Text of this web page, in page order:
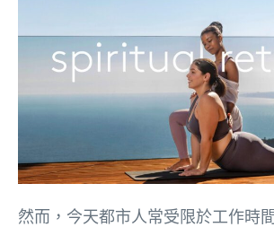
然而，今天都市人常受限於工作時